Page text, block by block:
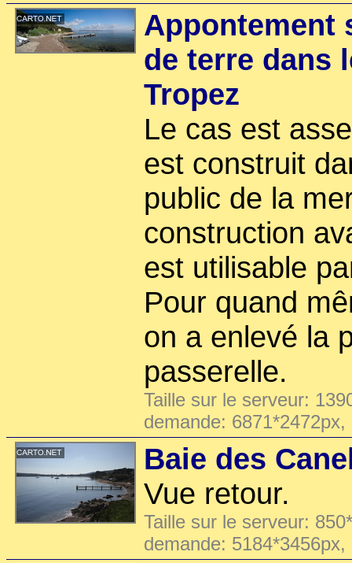
Appontement
de terre dans
Tropez
Le cas est
est construit
public de la
construction
est utilisable
Pour quand
on a enlevé la
passerelle.
Taille sur le serveur:
demande:
Baie des
Vue retour.
Taille sur le serveur:
demande: